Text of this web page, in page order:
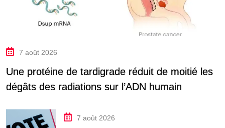
7 août 2026
Une protéine de tardigrade réduit de moitié les
dégâts des radiations sur l’ADN humain
7 août 2026